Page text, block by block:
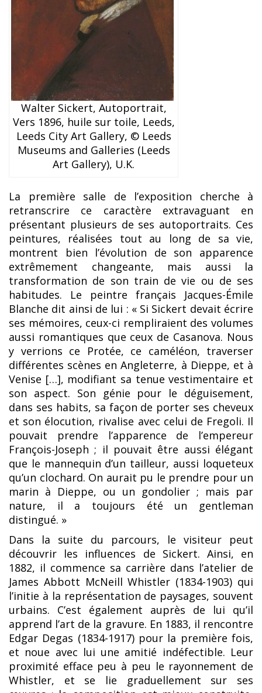
Walter Sickert, Autoportrait,
Vers 1896, huile sur toile, Leeds,
Leeds City Art Gallery, © Leeds
Museums and Galleries (Leeds
Art Gallery), U.K.
La première salle de l’exposition cherche à
retranscrire ce caractère extravaguant en
présentant plusieurs de ses autoportraits. Ces
peintures, réalisées tout au long de sa vie,
montrent bien l’évolution de son apparence
extrêmement changeante, mais aussi la
transformation de son train de vie ou de ses
habitudes. Le peintre français Jacques-Émile
Blanche dit ainsi de lui : « Si Sickert devait écrire
ses mémoires, ceux-ci rempliraient des volumes
aussi romantiques que ceux de Casanova. Nous
y verrions ce Protée, ce caméléon, traverser
différentes scènes en Angleterre, à Dieppe, et à
Venise […], modifiant sa tenue vestimentaire et
son aspect. Son génie pour le déguisement,
dans ses habits, sa façon de porter ses cheveux
et son élocution, rivalise avec celui de Fregoli. Il
pouvait prendre l’apparence de l’empereur
François-Joseph ; il pouvait être aussi élégant
que le mannequin d’un tailleur, aussi loqueteux
qu’un clochard. On aurait pu le prendre pour un
marin à Dieppe, ou un gondolier ; mais par
nature, il a toujours été un gentleman
distingué. »
Dans la suite du parcours, le visiteur peut
découvrir les influences de Sickert. Ainsi, en
1882, il commence sa carrière dans l’atelier de
James Abbott McNeill Whistler (1834-1903) qui
l’initie à la représentation de paysages, souvent
urbains. C’est également auprès de lui qu’il
apprend l’art de la gravure. En 1883, il rencontre
Edgar Degas (1834-1917) pour la première fois,
et noue avec lui une amitié indéfectible. Leur
proximité efface peu à peu le rayonnement de
Whistler, et se lie graduellement sur ses